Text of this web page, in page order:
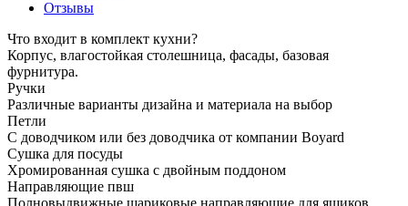
Отзывы
Что входит в комплект кухни?
Корпус, влагостойкая столешница, фасады, базовая
фурнитура.
Ручки
Различные варианты дизайна и материала на выбор
Петли
С доводчиком или без доводчика от компании Boyard
Сушка для посуды
Хромированная сушка с двойным поддоном
Направляющие пвш
Полновыдвижные шариковые направляющие для ящиков